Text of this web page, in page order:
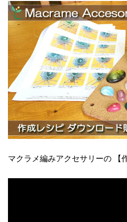
マクラメ編みアクセサリーの 【